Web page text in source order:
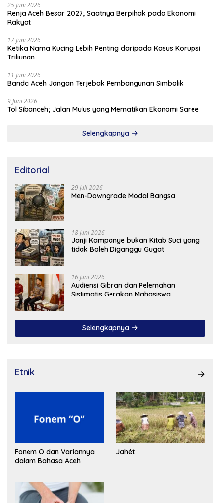
25 Juni 2026
Renja Aceh Besar 2027; Saatnya Berpihak pada Ekonomi
Rakyat
17 Juni 2026
Ketika Nama Kucing Lebih Penting daripada Kasus Korupsi
Triliunan
11 Juni 2026
Banda Aceh Jangan Terjebak Pembangunan Simbolik
9 Juni 2026
Tol Sibanceh; Jalan Mulus yang Mematikan Ekonomi Saree
Selengkapnya
Editorial
29 Juli 2026
Men-Downgrade Modal Bangsa
18 Juni 2026
Janji Kampanye bukan Kitab Suci yang
tidak Boleh Diganggu Gugat
16 Juni 2026
Audiensi Gibran dan Pelemahan
Sistimatis Gerakan Mahasiswa
Selengkapnya
Etnik
Fonem O dan Variannya
dalam Bahasa Aceh
Jahét